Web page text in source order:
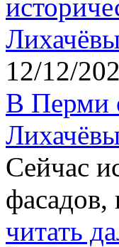
12/12/
В Перми
Сейчас
читать